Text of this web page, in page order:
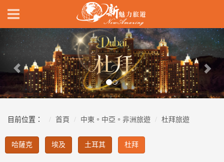
Previous
目前位置： 首頁 中東。中亞。非洲旅遊 杜拜旅遊
哈薩克 埃及 土耳其 杜拜